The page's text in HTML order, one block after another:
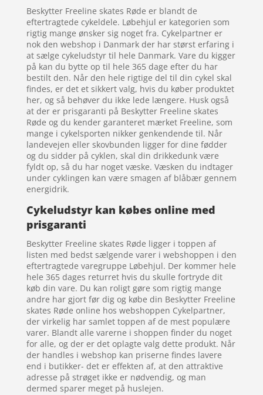
Beskytter Freeline skates Røde er blandt de
eftertragtede cykeldele. Løbehjul er kategorien som
rigtig mange ønsker sig noget fra. Cykelpartner er
nok den webshop i Danmark der har størst erfaring i
at sælge cykeludstyr til hele Danmark. Vare du kigger
på kan du bytte op til hele 365 dage efter du har
bestilt den. Når den hele rigtige del til din cykel skal
findes, er det et sikkert valg, hvis du køber produktet
her, og så behøver du ikke lede længere. Husk også
at der er prisgaranti på Beskytter Freeline skates
Røde og du kender garanteret mærket Freeline, som
mange i cykelsporten nikker genkendende til. Når
landevejen eller skovbunden ligger for dine fødder
og du sidder på cyklen, skal din drikkedunk være
fyldt op, så du har noget væske. Væsken du indtager
under cyklingen kan være smagen af blåbær gennem
energidrik.
Cykeludstyr kan købes online med
prisgaranti
Beskytter Freeline skates Røde ligger i toppen af
listen med bedst sælgende varer i webshoppen i den
eftertragtede varegruppe Løbehjul. Der kommer hele
hele 365 dages returret hvis du skulle fortryde dit
køb din vare. Du kan roligt gøre som rigtig mange
andre har gjort før dig og købe din Beskytter Freeline
skates Røde online hos webshoppen Cykelpartner,
der virkelig har samlet toppen af de mest populære
varer. Blandt alle varerne i shoppen finder du noget
for alle, og der er det oplagte valg dette produkt. Når
der handles i webshop kan priserne findes lavere
end i butikker- det er effekten af, at den attraktive
adresse på strøget ikke er nødvendig, og man
dermed sparer meget på huslejen.